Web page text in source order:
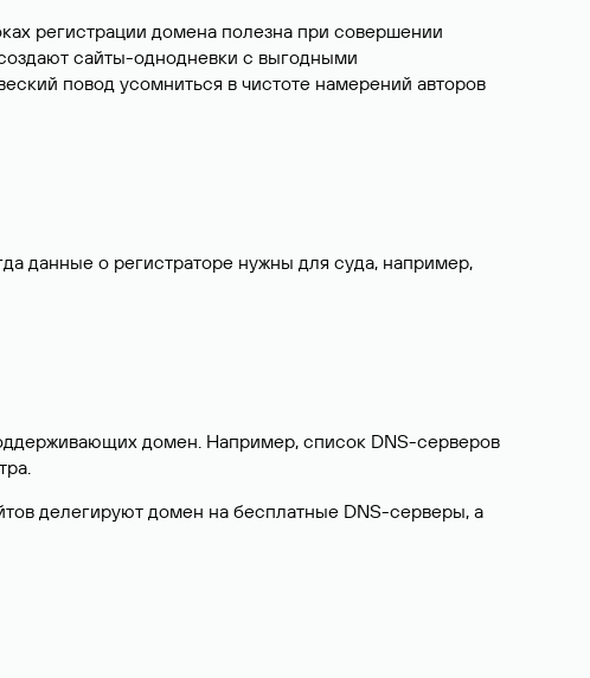
регистрации домена полезна при совершении
сайты-однодневки с выгодными
повод усомниться в чистоте намерений авторов
данные о регистраторе нужны для суда, например,
домен. Например, список DNS-серверов
делегируют домен на бесплатные DNS-серверы, а